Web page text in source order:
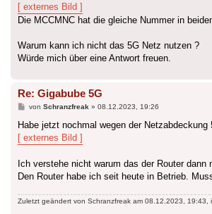
[ externes Bild ]
Die MCCMNC hat die gleiche Nummer in
Warum kann ich nicht das 5G Netz nutzen ?
Würde mich über eine Antwort freuen.
Re: Gigabube 5G
Beitrag
von Schranzfreak » 08.12.2023, 19:26
Habe jetzt nochmal wegen der
[ externes Bild ]
Ich verstehe nicht warum das der Router
Den Router habe ich seit heute in Betrieb.
Zuletzt geändert von Schranzfreak am 08.12.2023, 19:43,